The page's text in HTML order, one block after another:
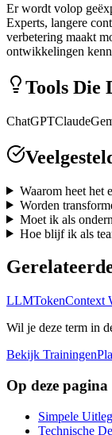
Er wordt volop
Experts, langere
verbetering maakt
ontwikkelingen
Tools Die
ChatGPTClaude
Waarom heet het
Worden
Moet ik als
Hoe blijf ik als
LLMTokenContext
Wil je deze term in
Bekijk Trainingen
Op deze pagina
Simpele Uitleg
Technische